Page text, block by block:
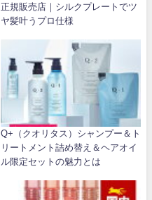
正規販売店｜シルクプレートでツ
ヤ髪叶うプロ仕様
Q+（クオリタス）シャンプー＆ト
リートメント詰め替え＆ヘアオイ
ル限定セットの魅力とは